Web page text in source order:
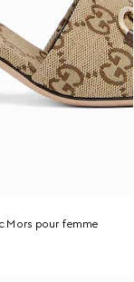
Mors pour femme